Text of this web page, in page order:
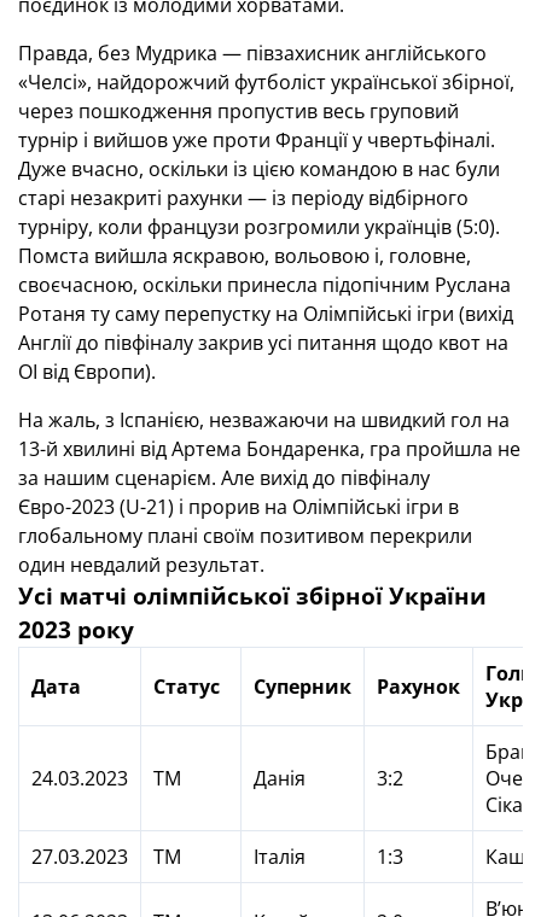
Правда, без Мудрика — півзахисник англійського
«Челсі», найдорожчий футболіст української збірної,
через пошкодження пропустив весь груповий
турнір і вийшов уже проти Франції у чвертьфіналі.
Дуже вчасно, оскільки із цією командою в нас були
старі незакриті рахунки — із періоду відбірного
турніру, коли французи розгромили українців (5:0).
Помста вийшла яскравою, вольовою і, головне,
своєчасною, оскільки принесла підопічним Руслана
Ротаня ту саму перепустку на Олімпійські ігри (вихід
Англії до півфіналу закрив усі питання щодо квот на
ОІ від Європи).
На жаль, з Іспанією, незважаючи на швидкий гол на
13-й хвилині від Артема Бондаренка, гра пройшла не
за нашим сценарієм. Але вихід до півфіналу
Євро-2023 (U-21) і прорив на Олімпійські ігри в
глобальному плані своїм позитивом перекрили
один невдалий результат.
Усі матчі олімпійської збірної України
2023 року
Дата Статус Суперник Рахунок
Голи
24.03.2023 ТМ Данія 3:2
Сікан
27.03.2023
ТМ Італія 1:3